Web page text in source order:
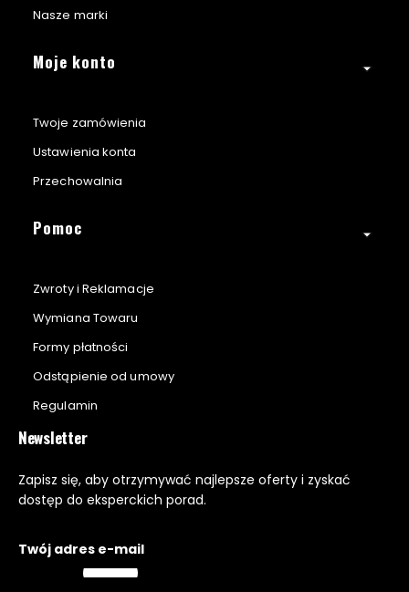
Nasze marki
Moje konto
Twoje zamówienia
Ustawienia konta
Przechowalnia
Pomoc
Zwroty i Reklamacje
Wymiana Towaru
Formy płatności
Odstąpienie od umowy
Regulamin
Newsletter
Zapisz się, aby otrzymywać najlepsze oferty i zyskać
dostęp do eksperckich porad.
Twój adres e-mail